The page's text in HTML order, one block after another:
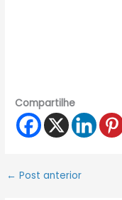
Compartilhe
← Post anterior